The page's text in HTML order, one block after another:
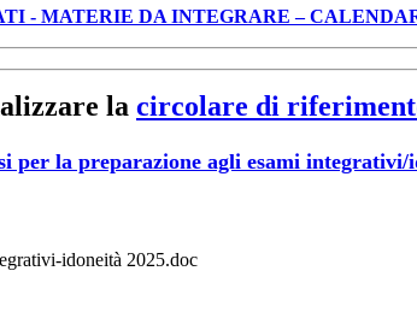
- MATERIE DA INTEGRARE –
la circolare di
per la preparazione agli esami
idoneità 2025.doc